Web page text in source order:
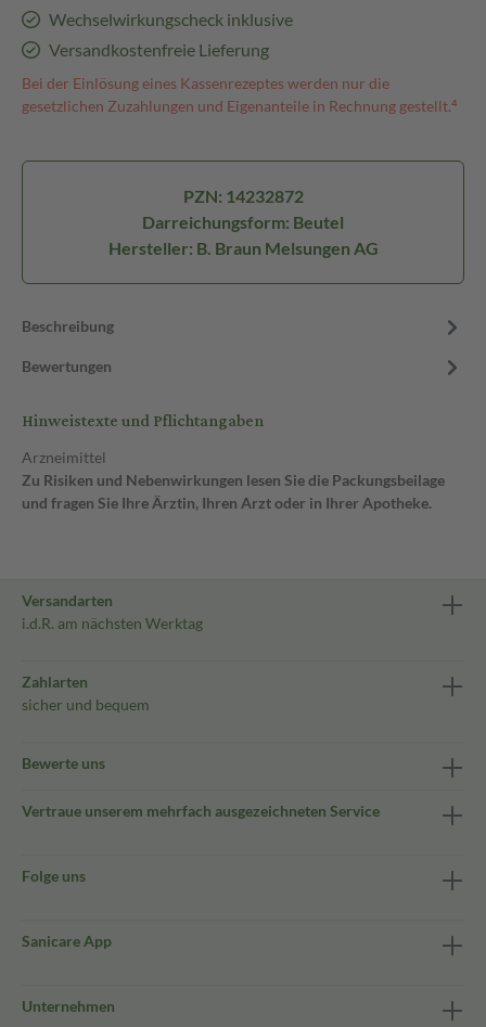
Wechselwirkungscheck inklusive
Versandkostenfreie Lieferung
Bei der Einlösung eines Kassenrezeptes werden nur die
gesetzlichen Zuzahlungen und Eigenanteile in Rechnung gestellt.⁴
PZN: 14232872
Darreichungsform: Beutel
Hersteller: B. Braun Melsungen AG
Beschreibung
Bewertungen
Hinweistexte und Pflichtangaben
Arzneimittel
Zu Risiken und Nebenwirkungen lesen Sie die Packungsbeilage
und fragen Sie Ihre Ärztin, Ihren Arzt oder in Ihrer Apotheke.
Versandarten
i.d.R. am nächsten Werktag
Zahlarten
sicher und bequem
Bewerte uns
Vertraue unserem mehrfach ausgezeichneten Service
Folge uns
Sanicare App
Unternehmen